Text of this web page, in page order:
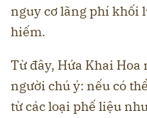
nguy cơ lãng phí khối
hiếm.
Từ đây, Hứa Khai
người chú ý: nếu có
từ các loại phế liệu